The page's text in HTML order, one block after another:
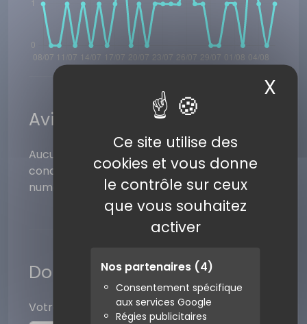
Ce site utilise des
cookies et vous donne
le contrôle sur ceux
que vous souhaitez
activer
Nos partenaires (4)
Consentement spécifique
aux services Google
Régies publicitaires
X
Avis des internautes
Aucun avis pour ce numéro. Laissez votre avis
concernant votre expérience avec ce
numéro.
Donner votre avis
Votre pseudo